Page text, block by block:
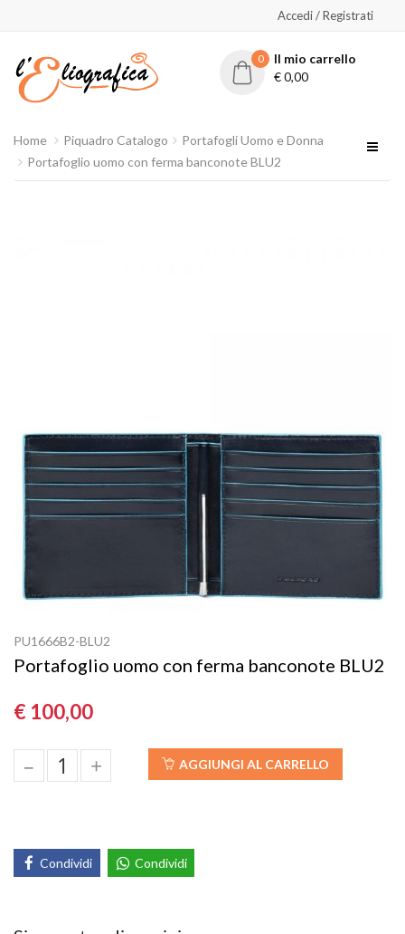
Accedi / Registrati
0
Il mio carrello
€0,00
Home Piquadro Catalogo
Portafogli Uomo e Donna
Portafoglio uomo con ferma banconote BLU2
PU1666B2-BLU2
Portafoglio uomo con ferma banconote BLU2
€ 100,00
– + AGGIUNGI AL CARRELLO
Condividi Condividi